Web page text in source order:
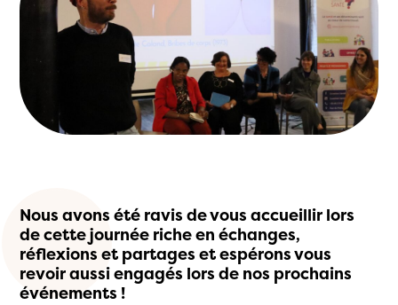
Nous avons été ravis de vous accueillir lors
de cette journée riche en échanges,
réflexions et partages etespérons vous
revoiraussi engagés lors de nos prochains
événements !